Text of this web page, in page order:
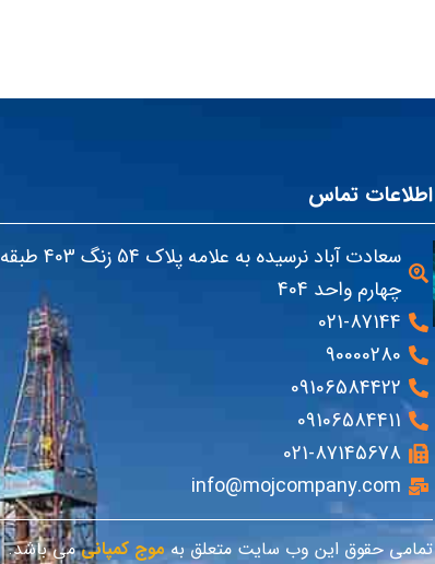
اطلاعات تماس
سعادت آباد نرسیده به علامه پلاک 54 زنگ 403 طبقه
چهارم واحد 404
021-87144
90000280
09106584422
09106584411
021-87145678
info@mojcompany.com
تمامی حقوق این وب سایت متعلق بهموج کمپانیمی باشد.